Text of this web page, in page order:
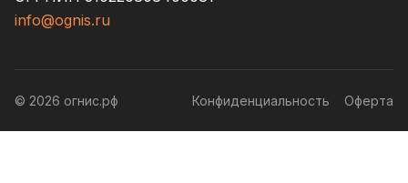
info@ognis.ru
© 2026 огнис.рф Конфиденциальность Оферта